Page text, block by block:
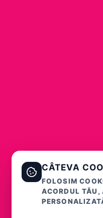
CÂTEVA
FOLOSIM
ACORDUL